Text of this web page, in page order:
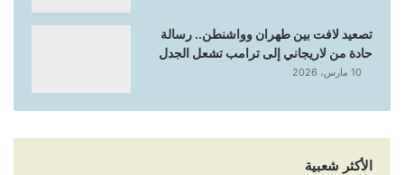
تصعيد لافت بين طهران وواشنطن.. رسالة
حادة من لاريجاني إلى ترامب تشعل الجدل
10 مارس، 2026
الأكثر شعبية